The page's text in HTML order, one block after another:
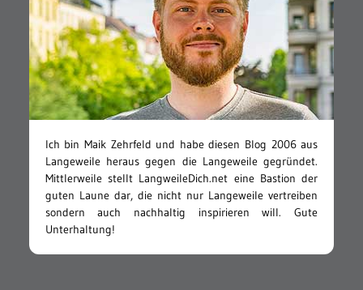
Ich bin Maik Zehrfeld und habe diesen Blog 2006 aus
Langeweile heraus gegen die Langeweile gegründet.
Mittlerweile stellt LangweileDich.net eine Bastion der
guten Laune dar, die nicht nur Langeweile vertreiben
sondern auch nachhaltig inspirieren will. Gute
Unterhaltung!